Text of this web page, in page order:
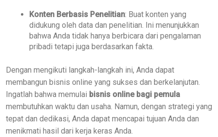
Konten Berbasis Penelitian: Buat konten yang
didukung oleh data dan penelitian. Ini menunjukkan
bahwa Anda tidak hanya berbicara dari pengalaman
pribadi tetapi juga berdasarkan fakta.
Dengan mengikuti langkah-langkah ini, Anda dapat
membangun bisnis online yang sukses dan berkelanjutan.
Ingatlah bahwa memulai bisnis online bagi pemula
membutuhkan waktu dan usaha. Namun, dengan strategi yang
tepat dan dedikasi, Anda dapat mencapai tujuan Anda dan
menikmati hasil dari kerja keras Anda.